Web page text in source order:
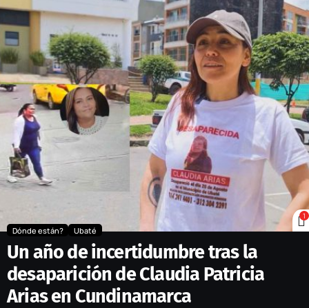
1
Dónde están? Ubaté
Un año de incertidumbre tras la
desaparición de Claudia Patricia
Arias en Cundinamarca